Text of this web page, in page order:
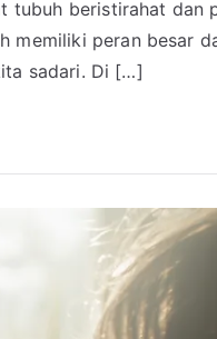
tubuh beristirahat dan
peran besar
sadari. Di […]